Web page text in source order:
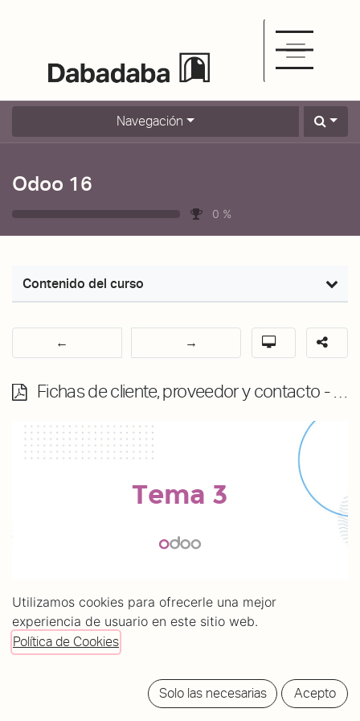
Navegación
Odoo 16
0 %
Contenido del curso
Utilizamos cookies para ofrecerle una mejor
experiencia de usuario en este sitio web.
Política de Cookies
Solo las necesarias Acepto